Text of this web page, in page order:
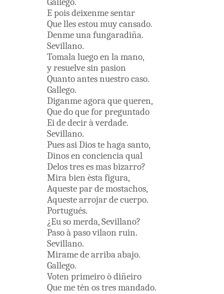
Epoisdeixenmesentar
Quellesestoumuycansado.
Denmeunafungaradiña.
Sevillano.
Tomalaluegoen lamano,
yresuelvesin pasion
Quantoantesnuestrocaso.
Gallego.
Diganmeagoraquequeren,
Quedoqueforpreguntado
Eidedeciràverdade.
Sevillano.
PuesasiDiostehagasanto,
Dinosen concienciaqual
Delostresesmasbizarro?
Mirabien èstafigura,
Aquestepardemostachos,
Aquestearrojardecuerpo.
Portugués.
¿Eusomerda,Sevillano?
Pasoàpasovilaon ruin.
Sevillano.
Miramedearribaabajo.
Gallego.
Voten primeiroòdiñeiro
Quemetén ostresmandado.